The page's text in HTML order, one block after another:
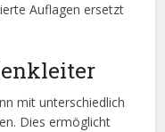
Auflagen ersetzt
mit unterschiedlich
Dies ermöglicht